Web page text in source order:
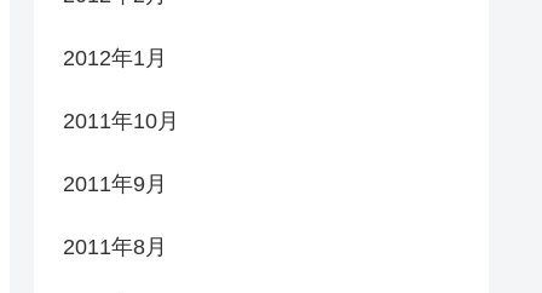
2012年1月
2011年10月
2011年9月
2011年8月